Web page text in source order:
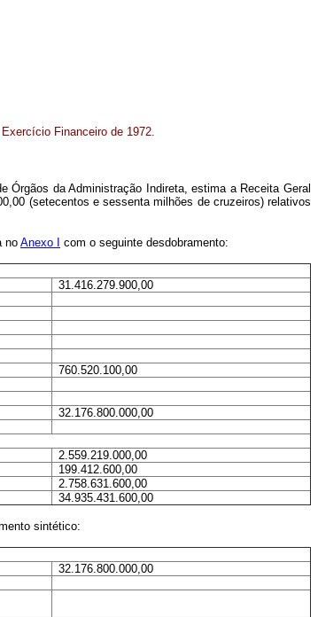
Financeiro de 1972.
Órgãos da Administração Indireta, estima a Receita Geral
(setecentos e sessenta milhões de cruzeiros) relativos
no Anexo I com o seguinte desdobramento:
31.416.279.900,00
760.520.100,00
32.176.800.000,00
2.559.219.000,00
199.412.600,00
2.758.631.600,00
34.935.431.600,00
sintético:
32.176.800.000,00